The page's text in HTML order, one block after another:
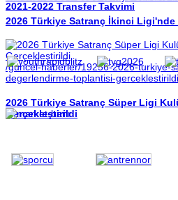
2026 Türkiye Satranç İkinci Ligi'nde
/guncel-haberler/19256-2026-turkiye-
degerlendirme-toplantisi-gerceklestirildi
2026 Türkiye Satranç Süper Ligi
Gerçekleştirildi
2021-2022 Transfer Takvimi